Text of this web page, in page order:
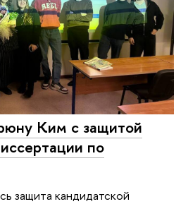
Ким с защитой
по
защита кандидатской